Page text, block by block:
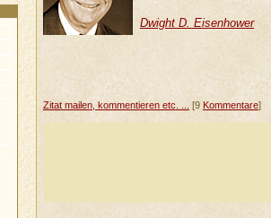
Dwight D. Eisenhower
Zitat mailen, kommentieren etc. ... [9 Kommentare]